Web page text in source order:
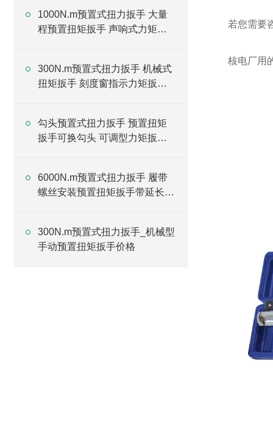
1000N.m预置式扭力扳手 大量
程预置扭矩扳手 声响式力矩扳
300N.m预置式扭力扳手 机械式
扭矩扳手 刻度窗指示力矩扳手
勾头预置式扭力扳手 预置扭矩
扳手可换勾头 可调型力矩扳手
6000N.m预置式扭力扳手 履带
螺丝安装预置扭矩扳手带延长杆
300N.m预置式扭力扳手_机械型
手动预置扭矩扳手价格
若您需要
核电厂用